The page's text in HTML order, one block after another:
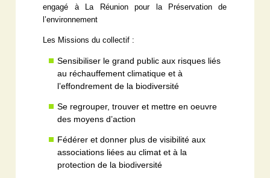
engagé à La Réunion pour la Préservation de
l’environnement
Les Missions du collectif :
Sensibiliser le grand public aux risques liés
au réchauffement climatique et à
l’effondrement de la biodiversité
Se regrouper, trouver et mettre en oeuvre
des moyens d’action
Fédérer et donner plus de visibilité aux
associations liées au climat et à la
protection de la biodiversité